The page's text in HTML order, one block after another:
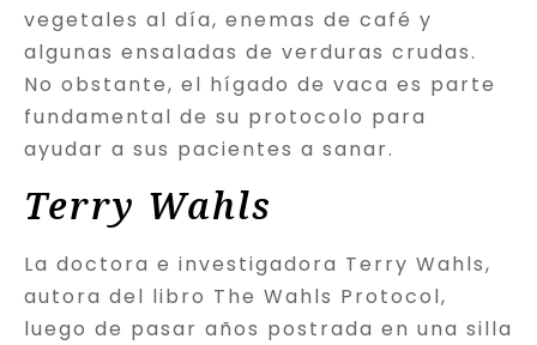
vegetales al día, enemas de café y
algunas ensaladas de verduras crudas.
No obstante, el hígado de vaca es parte
fundamental de su protocolo para
ayudar a sus pacientes a sanar.
Terry Wahls
La doctora e investigadora Terry Wahls,
autora del libro The Wahls Protocol,
luego de pasar años postrada en una silla